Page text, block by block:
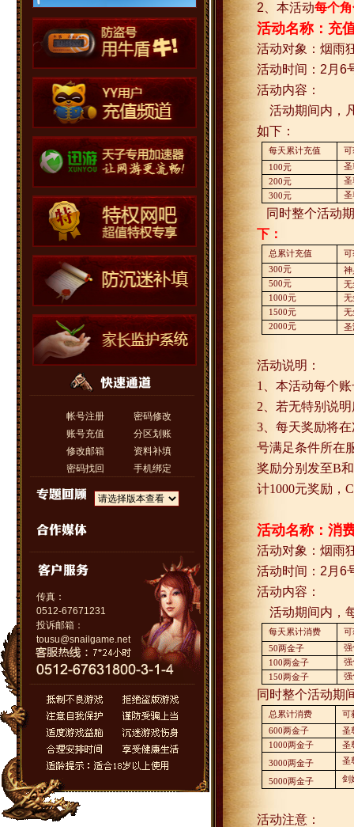
帐号注册
密码修改
账号充值
分区划账
修改邮箱
资料补填
密码找回
手机绑定
传真：
0512-67671231
投诉邮箱：
tousu@snailgame.net
2 、本活动每个
活动名称：充
活动对象：烟雨
活动时间： 2 月 6
活动内容：
活动期间内，
如下：
每天累计充值
可
100元
圣
200元
圣
300元 圣
同时整个活动
下：
总累计充值
可
300元
神
500元
无
1000元
无
1500元
无
2000元 圣
活动说明：
1
、本活动每个
2 、若无特别说
3 、每天奖励将
号满足条件所在
奖励分别发至B和
计1000元奖励， C
活动名称：消
活动对象：烟雨
活动时间： 2 月 6
活动内容：
活动期间内，
每天累计消费
可
50两金子
强
100两金子
强
150两金子 强
同时整个活动期
总累计消费
可
600两金子
圣
1000两金子 圣
3000两金子 圣
5000两金子 剑
活动注意：